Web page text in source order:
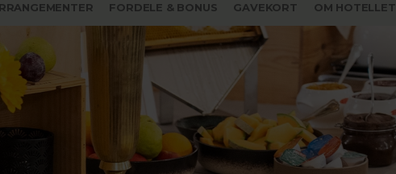
FORDELE & BONUS GAVEKORT OM HOTELLET